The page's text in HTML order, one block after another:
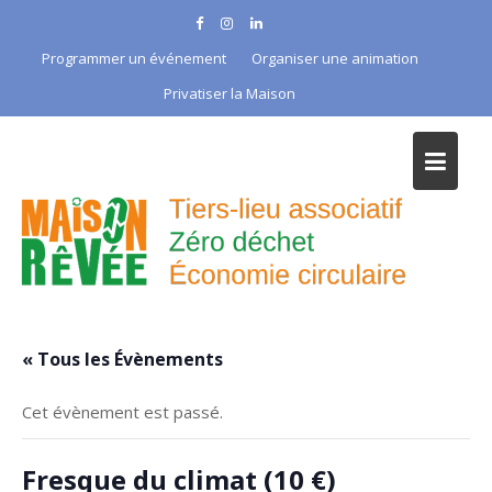
contentProgrammer un événement
Organiser une animation
Privatiser la Maison
« Tous les Évènements
Cet évènement est passé.
Fresque du climat (10 €)